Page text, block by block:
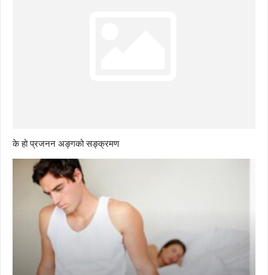
के हो प्रजनन अङ्गको सङ्क्रमण